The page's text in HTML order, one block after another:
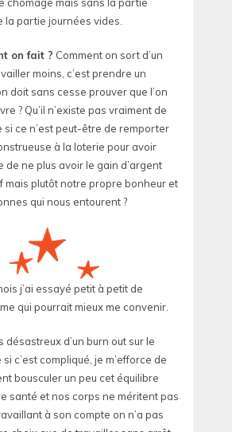
la partie journées vides.
on fait ? Comment on sort d’un
moins, c’est prendre un
doit sans cesse prouver que l’on
? Qu’il n’existe pas vraiment de
ce n’est peut-être de remporter
à la loterie pour avoir
de ne plus avoir le gain d’argent
mais plutôt notre propre bonheur et
qui nous entourent ?
j’ai essayé petit à petit de
qui pourrait mieux me convenir.
désastreux d’un burn out sur le
c’est compliqué, je m’efforce de
bousculer un peu cet équilibre
santé et nos corps ne méritent pas
à son compte on n’a pas